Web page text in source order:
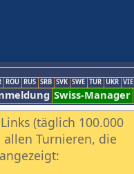
ROU RUS SRB SVK SWE TUR UKR VIE
Swiss-Manager
(täglich 100.000
Turnieren, die